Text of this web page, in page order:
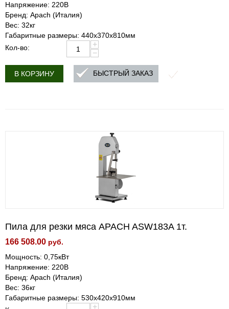
Напряжение: 220В
Бренд: Apach (Италия)
Вес: 32кг
Габаритные размеры: 440х370х810мм
Кол-во:
+
−
В КОРЗИНУ БЫСТРЫЙ ЗАКАЗ
Пила для резки мяса APACH ASW183A 1т.
166 508.00 руб.
Мощность: 0,75кВт
Напряжение: 220В
Бренд: Apach (Италия)
Вес: 36кг
Габаритные размеры: 530х420х910мм
+